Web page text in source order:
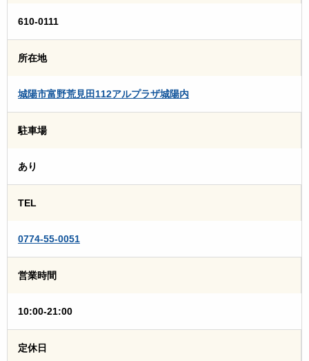
610-0111
所在地
城陽市富野荒見田112アルプラザ城陽内
駐車場
あり
TEL
0774-55-0051
営業時間
10:00-21:00
定休日